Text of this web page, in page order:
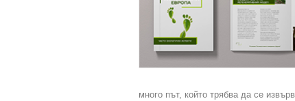
много път, който трябва да се